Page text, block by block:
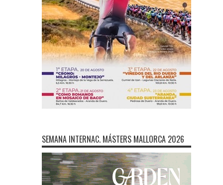
SEMANA INTERNAC. MÁSTERS MALLORCA 2026